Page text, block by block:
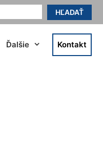
HĽADAŤ
Ďalšie Kontakt